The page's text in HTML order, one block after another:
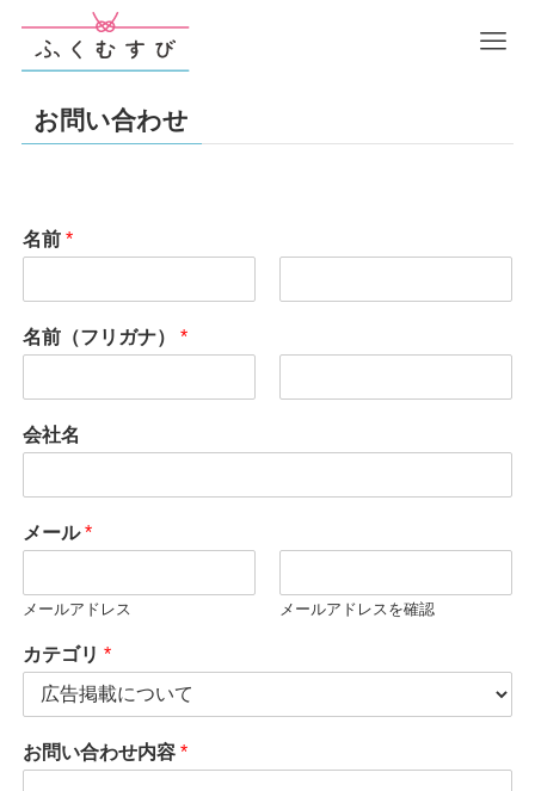
お問い合わせ
名前 *
名前（フリガナ） *
会社名
メール*
メールアドレス メールアドレスを確認
カテゴリ *
*
名
お問い合わせ内容 *